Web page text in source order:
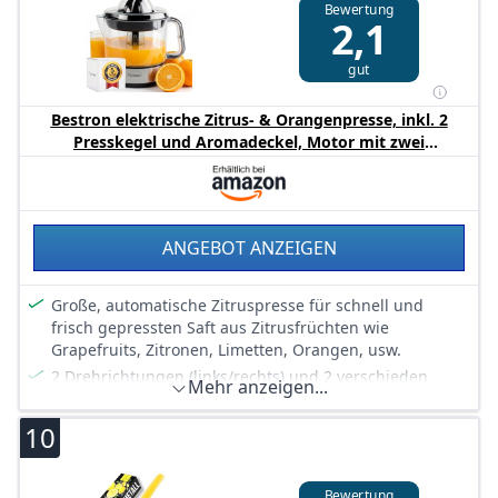
manuell - Außerdem relevant oder passend zu: Schal,
Salat, Squeezer, Cocktail, Juicer Press
Bewertung
2,1
gut
Bestron elektrische Zitrus- & Orangenpresse, inkl. 2
Presskegel und Aromadeckel, Motor mit zwei
Drehrichtungen (links/rechts), Füllmenge: 0.7 Liter, 40
Watt, Farbe: Silber, ACJ350Z
ANGEBOT ANZEIGEN
Große, automatische Zitruspresse für schnell und
frisch gepressten Saft aus Zitrusfrüchten wie
Grapefruits, Zitronen, Limetten, Orangen, usw.
2 Drehrichtungen (links/rechts) und 2 verschieden
große Presskegel für optimale Ergebnisse,
Aromadeckel zum Erhalt des frischen Geschmacks
Transparenter Behälter mit Anzeige vom Inhalt bis 0,7
l, Sieb für Fruchtfleisch und Kerne zur optionalen
Weiterverarbeitung, Kabellänge 91 cm
Mehr anzeigen...
10